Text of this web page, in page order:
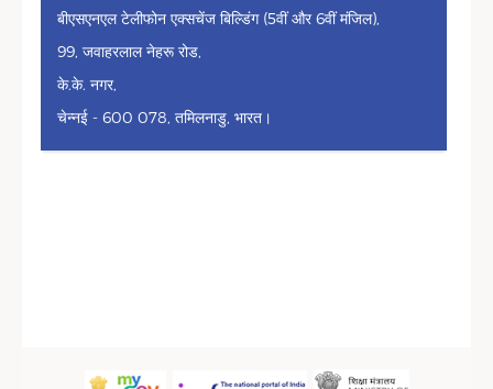
बीएसएनएल टेलीफोन एक्सचेंज बिल्डिंग (5वीं और 6वीं मंजिल),
99, जवाहरलाल नेहरू रोड,
के.के. नगर,
चेन्नई - 600 078, तमिलनाडु, भारत।